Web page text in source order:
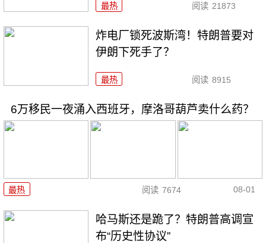
最热 阅读 21873
炸电厂锁死波斯湾！特朗普要对
伊朗下死手了？
最热 阅读 8915
6万移民一夜涌入西班牙，摩洛哥葫芦卖什么药？
最热 阅读 7674 08-01
哈马斯还是跪了？特朗普高调宣
布“历史性协议”